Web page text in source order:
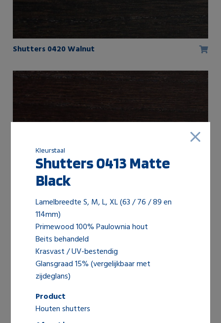
Kleurstaal
Shutters 0413 Matte
Black
Lamelbreedte S, M, L, XL (63 / 76 / 89 en
114mm)
Primewood 100% Paulownia hout
Beits behandeld
Krasvast / UV-bestendig
Glansgraad 15% (vergelijkbaar met
zijdeglans)
Product
Houten shutters
Shutters 0420 Walnut
Shutters 0421 Wengé
Shutters 0416 Chocolate